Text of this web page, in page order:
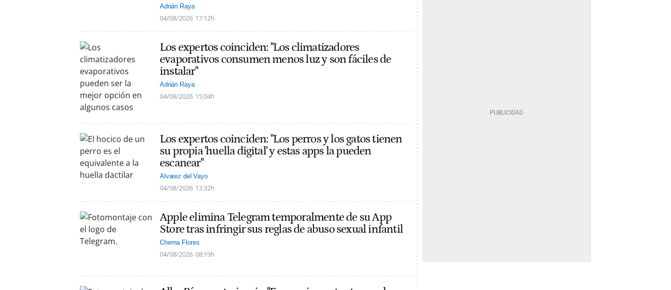
Adrián Raya
04/08/2026 17:12h
Los expertos coinciden: "Los climatizadores
evaporativos consumen menos luz y son fáciles de
instalar"
Adrián Raya
04/08/2026 15:04h
Los expertos coinciden: "Los perros y los gatos tienen
su propia 'huella digital' y estas apps la pueden
escanear"
Alvarez del Vayo
04/08/2026 13:32h
Apple elimina Telegram temporalmente de su App
Store tras infringir sus reglas de abuso sexual infantil
Chema Flores
04/08/2026 08:19h